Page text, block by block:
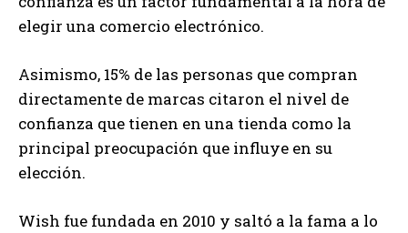
elegir una comercio electrónico.
Asimismo, 15% de las personas que compran
directamente de marcas citaron el nivel de
confianza que tienen en una tienda como la
principal preocupación que influye en su
elección.
Wish fue fundada en 2010 y saltó a la fama a lo